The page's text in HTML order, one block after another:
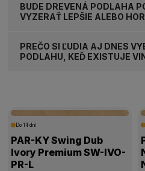
BUDE DREVENÁ PODLAHA
VYZERAŤ LEPŠIE ALEBO
PREČO SI ĽUDIA AJ DNES
PODLAHU, KEĎ EXISTUJE
Do 14 dní
PAR-KY Swing Dub
Ivory Premium SW-IVO-
PR-L